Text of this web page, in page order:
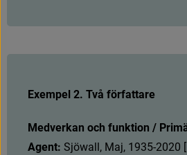
Exempel 2. Två författare
Medverkan och funktion /
Agent: Sjöwa , Maj, 1 935-2020